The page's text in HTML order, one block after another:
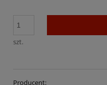
szt.
Producent: